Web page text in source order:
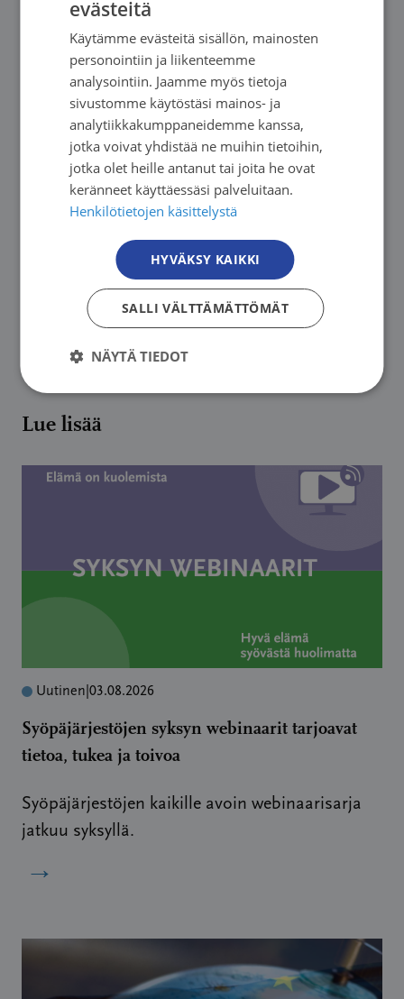
muotoutumisessa onkin aikuisten rooli. Nuoret
toivovat aikuisilta rohkeutta puuttua
nikotiinituotteiden käyttöön ja turvallisia, ei-
moralisoivia keskusteluja.
”Syövistä noin 40 prosenttia olisi ehkäistävissä
riskitekijöihin vaikuttamalla. Samat terveelliset
elintavat lisäävät hyvinvointia myös tässä ja nyt.
Järjestöjen asiantuntemusta tarvitaan, ja
nuorten terveyden eteen tehtävän työn resurssit
on tärkeä turvata myös jatkossa,” Hynynen
Lue lisää
Uutinen 03.08.2026
Syöpäjärjestöjen syksyn webinaarit tarjoavat
tietoa, tukea ja toivoa
Syöpäjärjestöjen kaikille avoin webinaarisarja
jatkuu syksyllä.
→
FINNISH
evästeitä
Käytämme evästeitä sisällön, mainosten
personointiin ja liikenteemme
analysointiin. Jaamme myös tietoja
sivustomme käytöstäsi mainos- ja
analytiikkakumppaneidemme kanssa,
jotka voivat yhdistää ne muihin tietoihin,
jotka olet heille antanut tai joita he ovat
keränneet käyttäessäsi palveluitaan.
Henkilötietojen käsittelystä
HYVÄKSY KAIKKI
SALLI VÄLTTÄMÄTTÖMÄT
NÄYTÄ TIEDOT